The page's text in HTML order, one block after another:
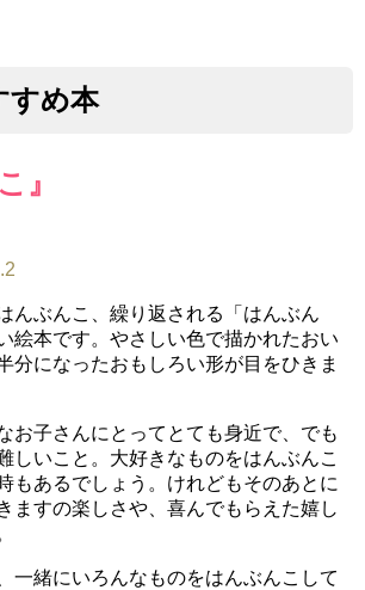
すめ本
』
んぶんこ、繰り返される「はんぶん
絵本です。やさしい色で描かれたおい
分になったおもしろい形が目をひきま
お子さんにとってとても身近で、でも
しいこと。大好きなものをはんぶんこ
もあるでしょう。けれどもそのあとに
ますの楽しさや、喜んでもらえた嬉し
一緒にいろんなものをはんぶんこして